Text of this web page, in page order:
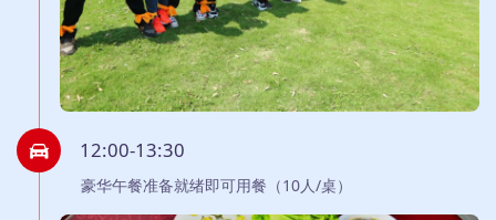
12:00-13:30
豪华午餐准备就绪即可用餐（10人/桌）